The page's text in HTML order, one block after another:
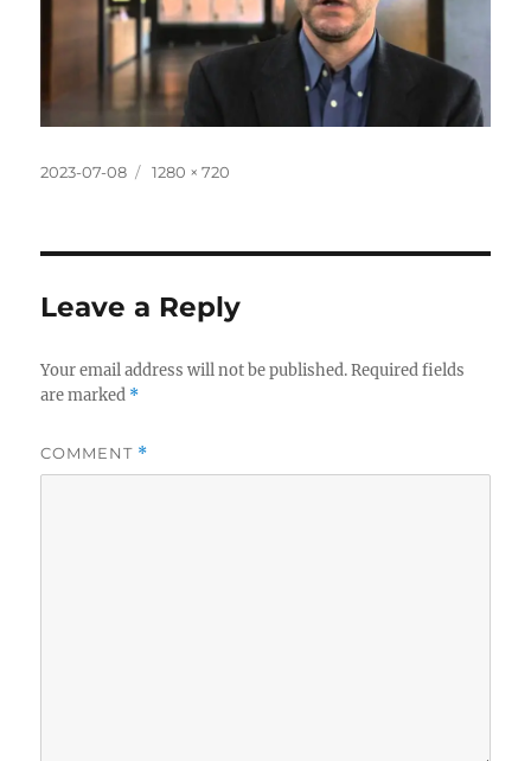
Posted
2023-07-08
Full
1280 × 720
Leave a Reply
Your email address will not be published. Required fields
are marked *
COMMENT *